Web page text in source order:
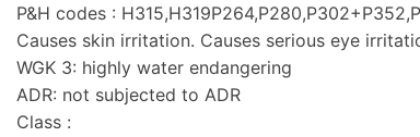
P&H codes :
Causes skin irritation. Causes serious eye
WGK 3: highly water endangering
ADR: not subjected to ADR
Class :